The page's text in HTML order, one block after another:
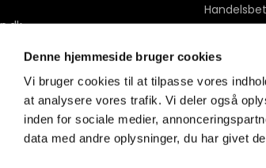
Denne hjemmeside bruger cookies
Vi bruger cookies til at tilpasse vores
at analysere vores trafik. Vi deler også
inden for sociale medier,
data med andre oplysninger, du har givet
Inspiration
Sitemap